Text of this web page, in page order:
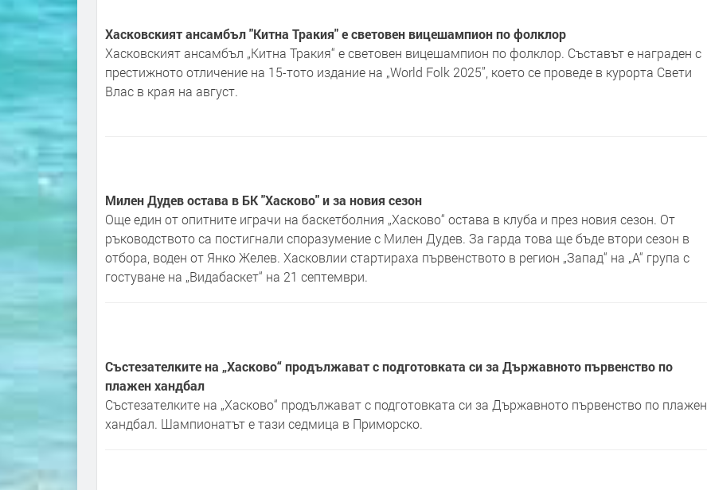
Хасковският ансамбъл "Китна Тракия" е световен вицешампион по фолклор
Хасковският ансамбъл „Китна Тракия“ е световен вицешампион по фолклор. Съставът е награден с
престижното отличение на 15-тото издание на „World Folk 2025”, което се проведе в курорта Свети
Влас в края на август.
Милен Дудев остава в БК "Хасково" и за новия сезон
Още един от опитните играчи на баскетболния „Хасково“ остава в клуба и през новия сезон. От
ръководството са постигнали споразумение с Милен Дудев. За гарда това ще бъде втори сезон в
отбора, воден от Янко Желев. Хасковлии стартираха първенството в регион „Запад“ на „А“ група с
гостуване на „Видабаскет“ на 21 септември.
Състезателките на „Хасково“ продължават с подготовката си за Държавното първенство по
плажен хандбал
Състезателките на „Хасково“ продължават с подготовката си за Държавното първенство по плажен
хандбал. Шампионатът е тази седмица в Приморско.